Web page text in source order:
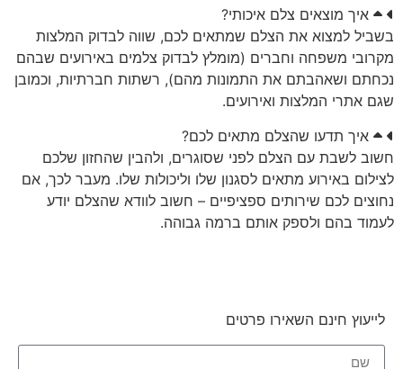
איך מוצאים צלם איכותי?
בשביל למצוא את הצלם שמתאים לכם, שווה לבדוק המלצות
מקרובי משפחה וחברים (מומלץ לבדוק צלמים באירועים שבהם
נכחתם ושאהבתם את התמונות מהם), רשתות חברתיות, וכמובן
שגם אתרי המלצות ואירועים.
איך תדעו שהצלם מתאים לכם?
חשוב לשבת עם הצלם לפני שסוגרים, ולהבין שהחזון שלכם
לצילום באירוע מתאים לסגנון שלו וליכולות שלו. מעבר לכך, אם
נחוצים לכם שירותים ספציפיים – חשוב לוודא שהצלם יודע
לעמוד בהם ולספק אותם ברמה גבוהה.
לייעוץ חינם השאירו פרטים